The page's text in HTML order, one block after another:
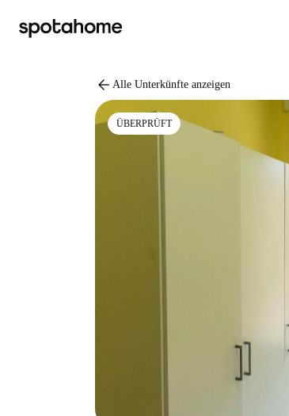
arrow_back Alle Unterkünfte anzeigen
ÜBERPRÜFT